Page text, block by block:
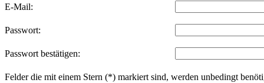
E-Mail:
Passwort:
Passwort bestätigen:
Felder die mit einem Stern (*) markiert sind, werden unbedingt